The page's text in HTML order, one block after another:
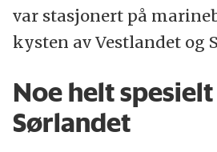
var stasjonert på
kysten av Vestlandet og
Noe helt
Sørlandet